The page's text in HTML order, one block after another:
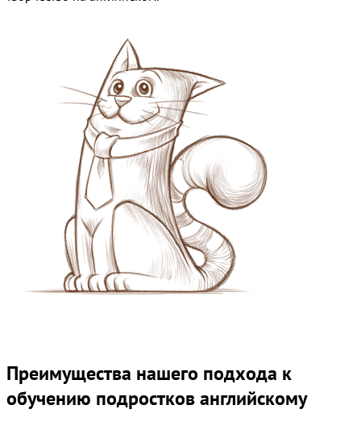
Преимущества нашего подхода к
обучению подростков английскому